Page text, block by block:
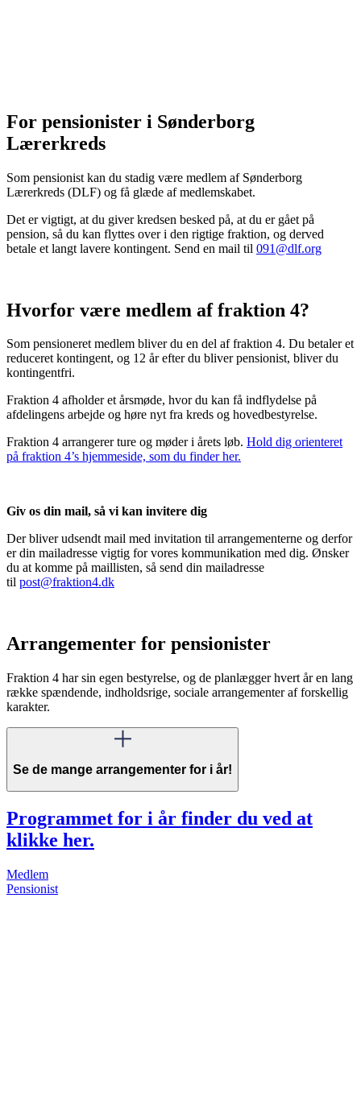
For pensionister i Sønderborg
Lærerkreds
Som pensionist kan du stadig være medlem af Sønderborg
Lærerkreds (DLF) og få glæde af medlemskabet.
Det er vigtigt, at du giver kredsen besked på, at du er gået på
pension, så du kan flyttes over i den rigtige fraktion, og derved
betale et langt lavere kontingent. Send en mail til 091@dlf.org
Hvorfor være medlem af fraktion 4?
Som pensioneret medlem bliver du en del af fraktion 4. Du betaler et
reduceret kontingent, og 12 år efter du bliver pensionist, bliver du
kontingentfri.
Fraktion 4 afholder et årsmøde, hvor du kan få indflydelse på
afdelingens arbejde og høre nyt fra kreds og hovedbestyrelse.
Fraktion 4 arrangerer ture og møder i årets løb. Hold dig orienteret
på fraktion 4’s hjemmeside, som du finder her.
Giv os din mail, så vi kan invitere dig
Der bliver udsendt mail med invitation til arrangementerne og derfor
er din mailadresse vigtig for vores kommunikation med dig. Ønsker
du at komme på maillisten, så send din mailadresse
til post@fraktion4.dk
Arrangementer for pensionister
Fraktion 4 har sin egen bestyrelse, og de planlægger hvert år en lang
række spændende, indholdsrige, sociale arrangementer af forskellig
karakter.
Se de mange arrangementer for i år!
Programmet for i år finder du ved at
klikke her.
Medlem
Pensionist